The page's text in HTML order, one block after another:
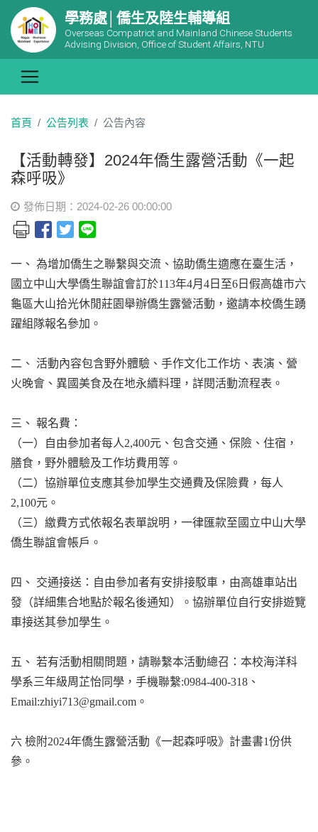
學務處│僑生及陸生輔導組
Overseas Compatriot and Mainland Chinese Students
Advising Division, Office of Student Affairs, NTU
首頁 公告列表 公告內容
【活動轉發】2024年僑生露營活動《一起
森呼吸》
發佈日期：2024-02-26 00:00:00
一、 為增加僑生之聯繫與交流、協助僑生適應在臺生活，
國立中山大學僑生聯誼會訂於113年4月4日至6日假高雄市六
龜區大山拾光休閒莊園舉辦僑生露營活動，邀請本校僑生踴
躍組隊報名參加。
二、 活動內容包含野外體驗、手作文化工作坊、表演、營
火晚會、異國美食及在地永續料理，詳閱活動流程表。
三、 報名費：
（一）自由參加者每人2,400元、包含交通、保險、住宿，
膳食，野外體驗及工作坊費用等。
（二）協辦單位支應其參加學生交通費及保險費，每人
2,100元。
（三）繳費方式依報名表單說明，一律匯款至國立中山大學
僑生聯誼會帳戶。
四、 交通接送：自由參加者有安排接駁車，由高雄車站出
發（詳細集合地點於報名後通知）。協辦單位自行安排遊覽
車接送其參加學生。
五、 若有活動相關問題，請聯繫本活動總召：本校海洋科
學系三年級周芷怡同學，手機聯繫:0984-400-318、
Email:zhiyi713@gmail.com。
六 檢附2024年僑生露營活動《一起森呼吸》計畫書1份供
參。